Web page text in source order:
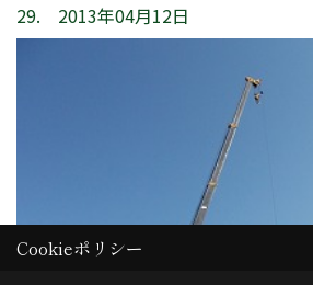
29. 2013年04月12日
Cookieポリシー